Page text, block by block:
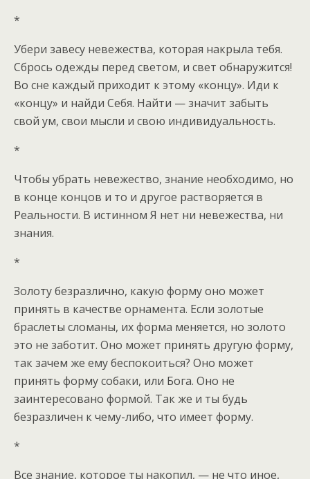
*
Убери завесу невежества, которая накрыла тебя.
Сбрось одежды перед светом, и свет обнаружится!
Во сне каждый приходит к этому «концу». Иди к
«концу» и найди Себя. Найти — значит забыть
свой ум, свои мысли и свою индивидуальность.
*
Чтобы убрать невежество, знание необходимо, но
в конце концов и то и другое растворяется в
Реальности. В истинном Я нет ни невежества, ни
знания.
*
Золоту безразлично, какую форму оно может
принять в качестве орнамента. Если золотые
браслеты сломаны, их форма меняется, но золото
это не заботит. Оно может принять другую форму,
так зачем же ему беспокоиться? Оно может
принять форму собаки, или Бога. Оно не
заинтересовано формой. Так же и ты будь
безразличен к чему-либо, что имеет форму.
*
Все знание, которое ты накопил, — не что иное,